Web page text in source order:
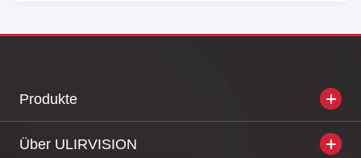
Produkte
Über ULIRVISION